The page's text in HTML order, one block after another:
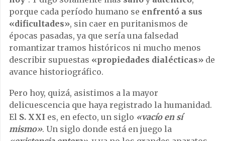
porque cada período humano se enfrentó a sus
«dificultades», sin caer en puritanismos de
épocas pasadas, ya que sería una falsedad
romantizar tramos históricos ni mucho menos
describir supuestas «propiedades dialécticas» de
avance historiográfico.
Pero hoy, quizá, asistimos a la mayor
delicuescencia que haya registrado la humanidad.
El S. XXI es, en efecto, un siglo «vacío en sí
mismo». Un siglo donde está en juego la